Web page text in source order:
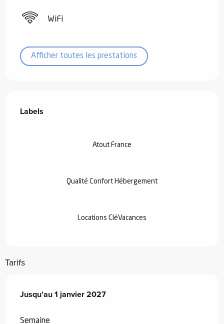
WiFi
Afficher toutes les prestations
Labels
Labels
Atout France
Qualité Confort Hébergement
Locations CléVacances
Tarifs
Du3 janvier 2026au1 janvier 2027
Jusqu'au1 janvier 2027
Semaine